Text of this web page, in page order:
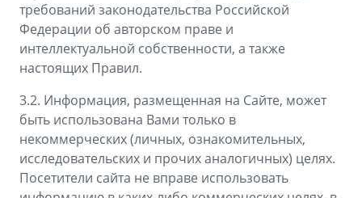
требований законодательства Российской
Федерации об авторском праве и
интеллектуальной собственности, а также
настоящих Правил.
3.2. Информация, размещенная на Сайте, может
быть использована Вами только в
некоммерческих (личных, ознакомительных,
исследовательских и прочих аналогичных) целях.
Посетители сайта не вправе использовать